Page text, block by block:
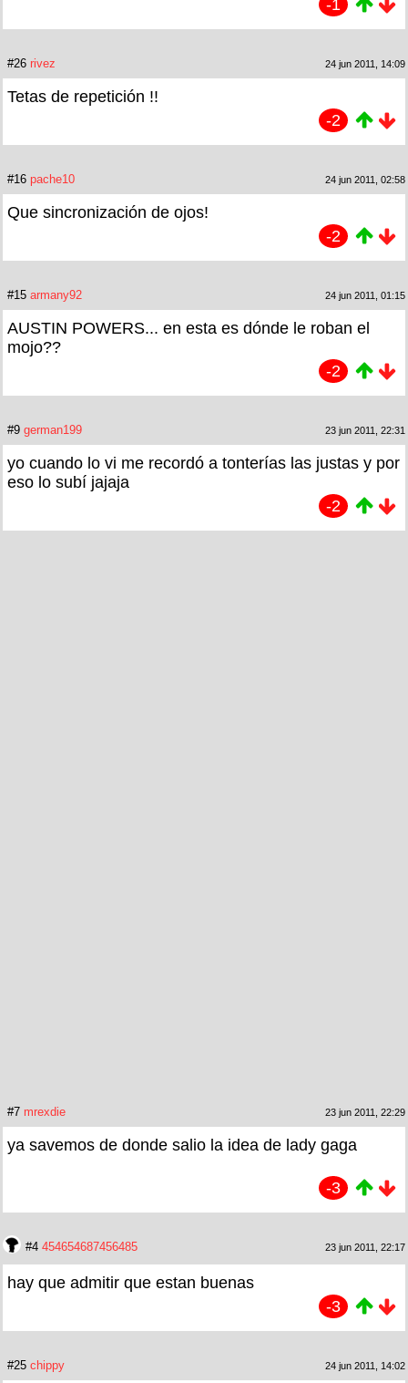
-1
#26 rivez 24 jun 2011, 14:09
Tetas de repetición !!
-2
#16 pache10 24 jun 2011, 02:58
Que sincronización de ojos!
-2
#15 armany92 24 jun 2011, 01:15
AUSTIN POWERS... en esta es dónde le roban el
mojo??
-2
#9 german199 23 jun 2011, 22:31
yo cuando lo vi me recordó a tonterías las justas y por
eso lo subí jajaja
-2
#7 mrexdie 23 jun 2011, 22:29
ya savemos de donde salio la idea de lady gaga
-3
#4 454654687456485 23 jun 2011, 22:17
hay que admitir que estan buenas
-3
#25 chippy 24 jun 2011, 14:02